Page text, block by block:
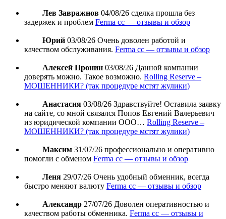
Лев Завражнов 04/08/26 сделка прошла без
задержек и проблем Ferma cc — отзывы и обзор
Юрий 03/08/26 Очень доволен работой и
качеством обслуживания. Ferma cc — отзывы и обзор
Алексей Пронин 03/08/26 Данной компании
доверять можно. Такое возможно. Rolling Reserve –
МОШЕННИКИ? (так процедуре мстят жулики)
Анастасия 03/08/26 Здравствуйте! Оставила заявку
на сайте, со мной связался Попов Евгений Валерьевич
из юридической компании ООО… Rolling Reserve –
МОШЕННИКИ? (так процедуре мстят жулики)
Максим 31/07/26 профессионально и оперативно
помогли с обменом Ferma cc — отзывы и обзор
Леня 29/07/26 Очень удобный обменник, всегда
быстро меняют валюту Ferma cc — отзывы и обзор
Александр 27/07/26 Доволен оперативностью и
качеством работы обменника. Ferma cc — отзывы и